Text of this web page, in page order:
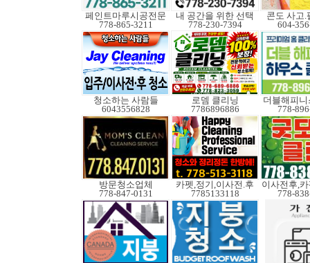
페인트마루시공전문
778-865-3211
내 공간을 위한 선택
778-230-7394
콘도 사고.
604-
청소하는 사람들
6043556828
로뎀 클리닝
7786896886
더블해피
778-
방문청소업체
778-847-0131
카펫,정기,이사전.후
7785133118
778-